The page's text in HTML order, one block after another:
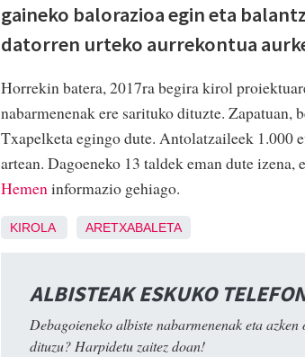
gaineko balorazioa egin eta
datorren urteko aurrekontua
Horrekin batera, 2017ra begira kirol
nabarmenenak ere sarituko dituzte.
Txapelketa egingo dute. Antolatzaileek 1.000
artean. Dagoeneko 13 taldek eman dute izena,
Hemeninformazio gehiago.
KIROLA ARETXABALETA
ALBISTEAK ESKUKO
Debagoieneko albiste nabarmenenak eta
dituzu? Harpidetu zaitez doan!